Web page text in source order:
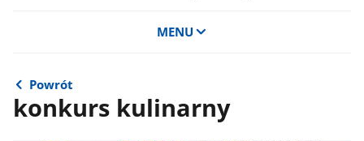
MENU
Powrót
konkurs kulinarny